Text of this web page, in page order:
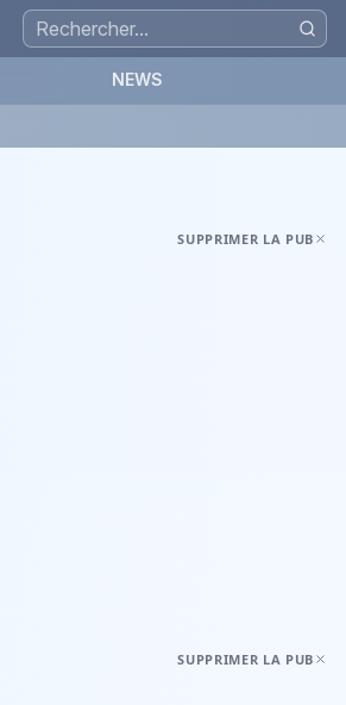
NEWS
SUPPRIMER LA PUB
SUPPRIMER LA PUB